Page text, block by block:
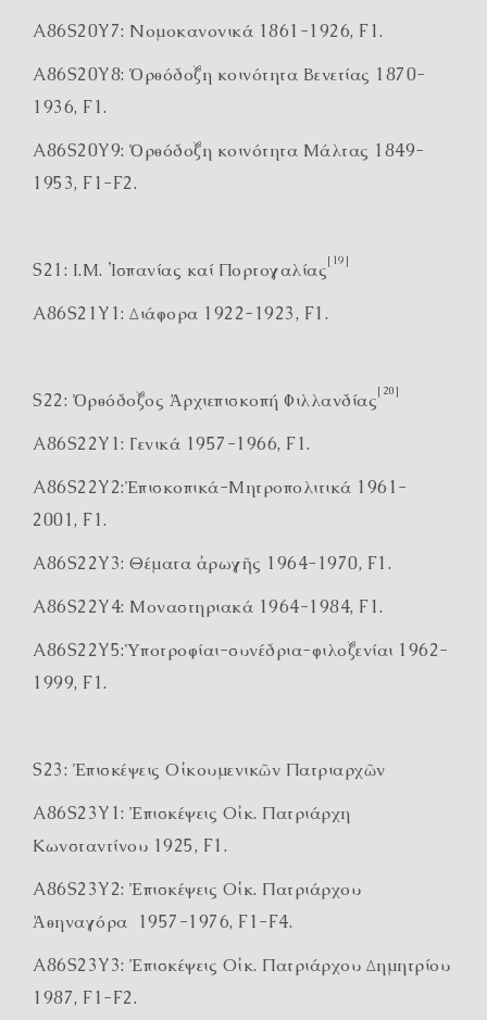
A86S20Y7: Νομοκανονικά 1861-1926, F1.
A86S20Y8: Ὀρθόδοξη κοινότητα Βενετίας 1870-
1936, F1.
A86S20Y9: Ὀρθόδοξη κοινότητα Μάλτας 1849-
1953, F1-F2.
S21: Ι.Μ. Ἱσπανίας καί Πορτογαλίας[19]
A86S21Y1: Διάφορα 1922-1923, F1.
S22: Ὀρθόδοξος Ἀρχιεπισκοπή Φιλλανδίας[20]
A86S22Y1: Γενικά 1957-1966, F1.
A86S22Y2:Ἐπισκοπικά-Μητροπολιτικά 1961-
2001, F1.
A86S22Y3: Θέματα ἀρωγῆς 1964-1970, F1.
A86S22Y4: Μοναστηριακά 1964-1984, F1.
A86S22Y5:Ὑποτροφίαι-συνέδρια-φιλοξενίαι 1962-
1999, F1.
S23: Ἐπισκέψεις Οἰκουμενικῶν Πατριαρχῶν
A86S23Y1: Ἐπισκέψεις Οἰκ. Πατριάρχη
Κωνσταντίνου 1925, F1.
A86S23Y2: Ἐπισκέψεις Οἰκ. Πατριάρχου
Ἀθηναγόρα 1957-1976, F1-F4.
A86S23Y3: Ἐπισκέψεις Οἰκ. Πατριάρχου Δημητρίου
1987, F1-F2.